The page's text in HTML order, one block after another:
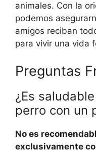
animales. Con la
podemos
amigos reciban
para vivir una vida
Preguntas
¿Es
perro con un
No es
exclusivamente